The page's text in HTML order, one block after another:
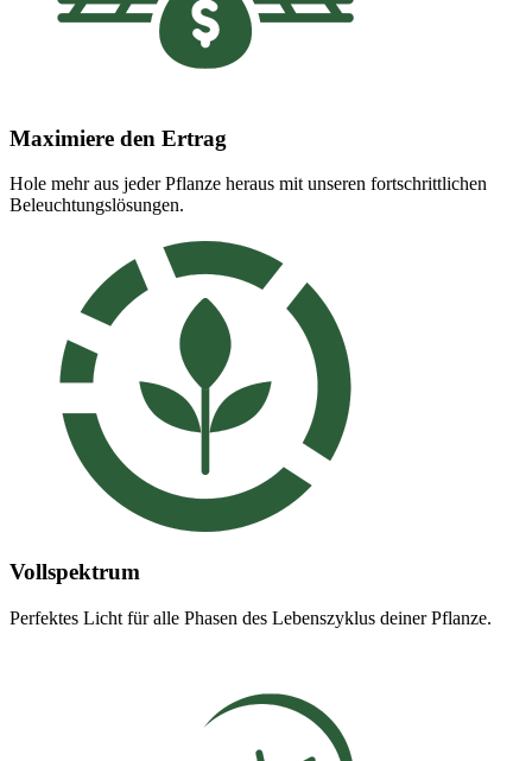
Maximiere den Ertrag
Hole mehr aus jeder Pflanze heraus mit unseren fortschrittlichen
Beleuchtungslösungen.
Vollspektrum
Perfektes Licht für alle Phasen des Lebenszyklus deiner Pflanze.